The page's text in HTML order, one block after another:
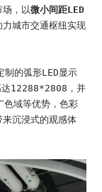
场，以微小间距LED
力城市交通枢纽实现
制的弧形LED显示
达12288*2808，并
域等优势，色彩
沉浸式的观感体